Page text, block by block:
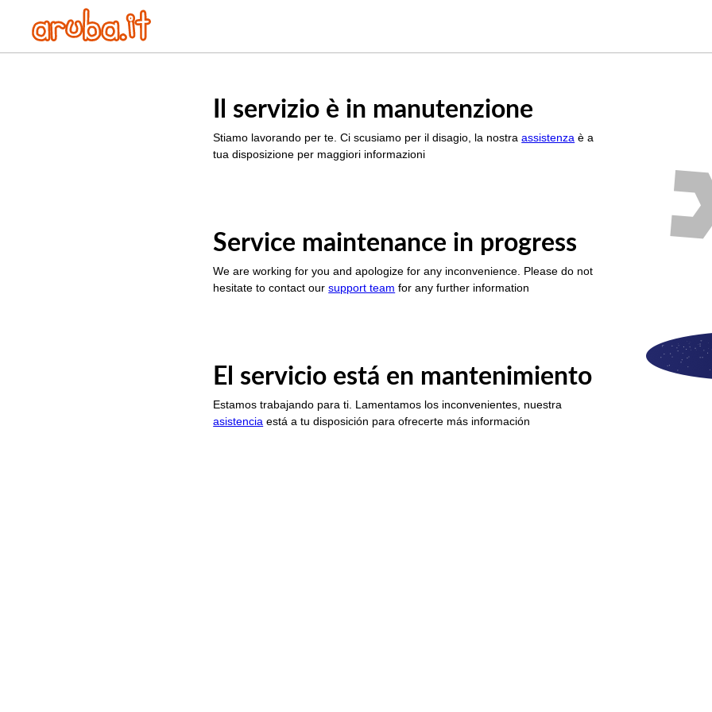
Il servizio è in manutenzione
Stiamo lavorando per te. Ci scusiamo per il disagio, la nostraassistenza è a
tua disposizione per maggiori informazioni
Service maintenance in progress
We are working for you and apologize for any inconvenience. Please do not
hesitate to contact oursupport team for any further information
El servicio está en mantenimiento
Estamos trabajando para ti. Lamentamos los inconvenientes, nuestra
asistencia está a tu disposición para ofrecerte más información